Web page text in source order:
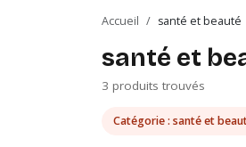
Accueil / santé et beauté
santé et
3 produits trouvés
Catégorie : santé et